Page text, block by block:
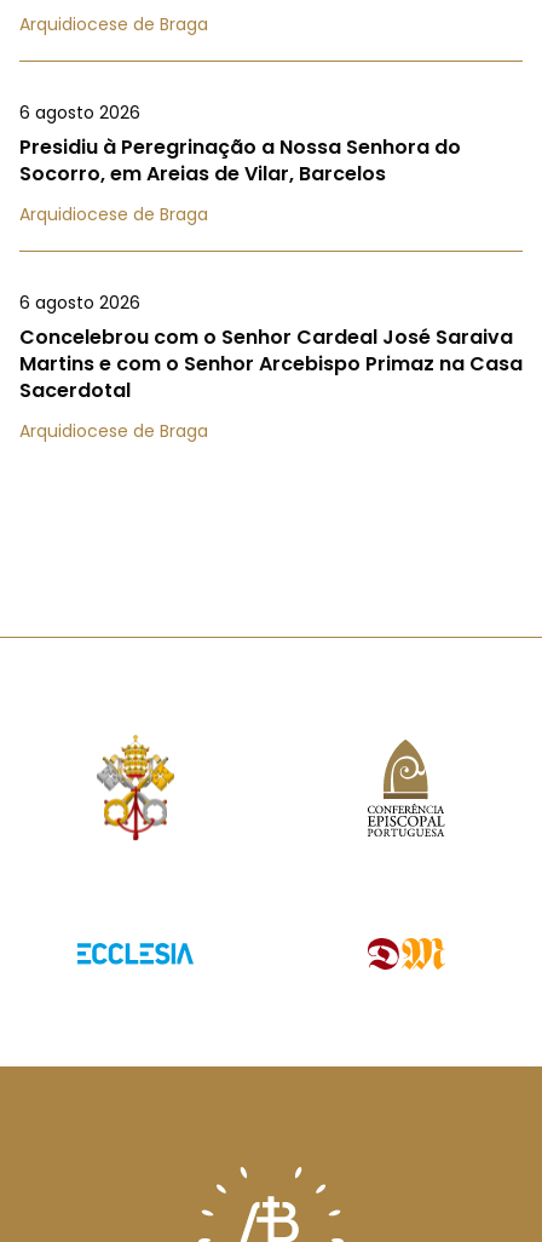
Arquidiocese de Braga
6 agosto 2026
Presidiu à Peregrinação a Nossa Senhora do
Socorro, em Areias de Vilar, Barcelos
Arquidiocese de Braga
6 agosto 2026
Concelebrou com o Senhor Cardeal José Saraiva
Martins e com o Senhor Arcebispo Primaz na Casa
Sacerdotal
Arquidiocese de Braga